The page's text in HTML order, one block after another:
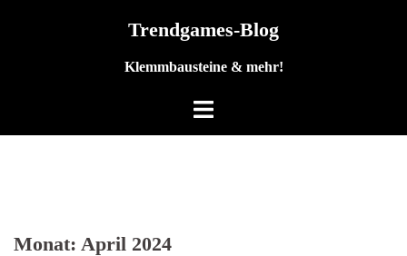
Trendgames-Blog
Klemmbausteine & mehr!
Monat: April 2024